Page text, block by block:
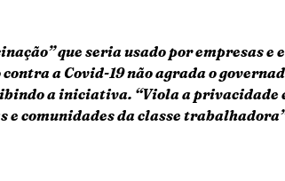
que seria usado por empresas
a Covid-19 não agrada o
a iniciativa. “Viola a privacidade
e comunidades da classe